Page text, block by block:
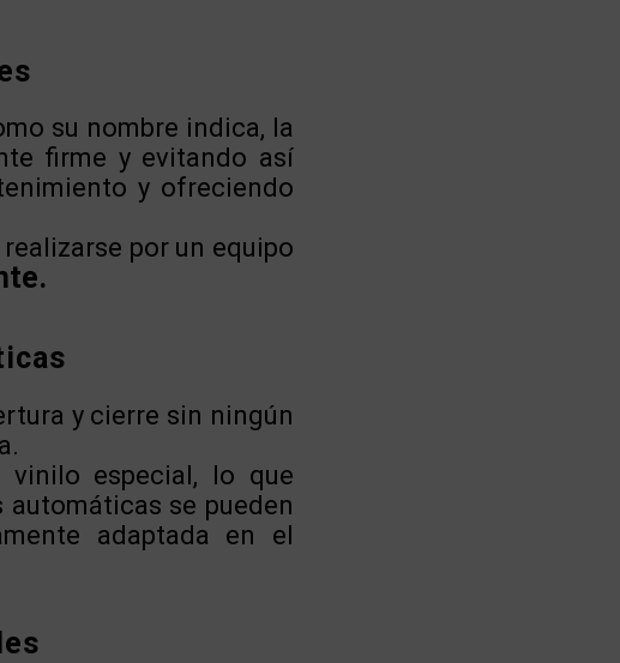
su nombre indica, la
firme y evitando así
y ofreciendo
por un equipo
y cierre sin ningún
especial, lo que
se pueden
adaptada en el